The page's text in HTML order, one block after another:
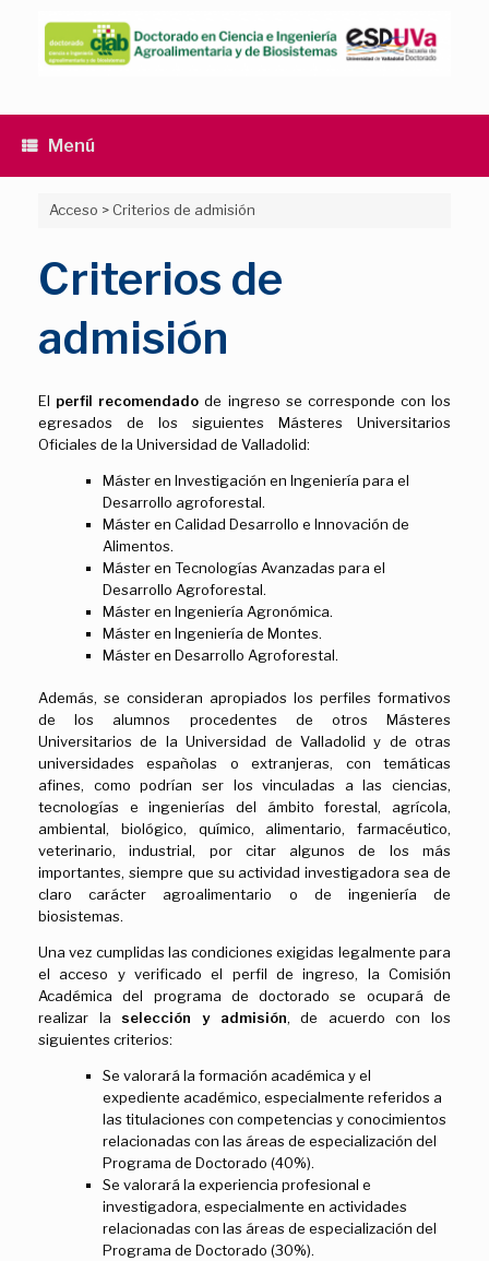
contenido
Menú
Acceso > Criterios de admisión
Criterios de
admisión
El perfil recomendado de ingreso se corresponde con los
egresados de los siguientes Másteres Universitarios
Oficiales de la Universidad de Valladolid:
Máster en Investigación en Ingeniería para el
Desarrollo agroforestal.
Máster en Calidad Desarrollo e Innovación de
Alimentos.
Máster en Tecnologías Avanzadas para el
Desarrollo Agroforestal.
Máster en Ingeniería Agronómica.
Máster en Ingeniería de Montes.
Máster en Desarrollo Agroforestal.
Además, se consideran apropiados los perfiles formativos
de los alumnos procedentes de otros Másteres
Universitarios de la Universidad de Valladolid y de otras
universidades españolas o extranjeras, con temáticas
afines, como podrían ser los vinculadas a las ciencias,
tecnologías e ingenierías del ámbito forestal, agrícola,
ambiental, biológico, químico, alimentario, farmacéutico,
veterinario, industrial, por citar algunos de los más
importantes, siempre que su actividad investigadora sea de
claro carácter agroalimentario o de ingeniería de
biosistemas.
Una vez cumplidas las condiciones exigidas legalmente para
el acceso y verificado el perfil de ingreso, la Comisión
Académica del programa de doctorado se ocupará de
realizar laselección y admisión, de acuerdo con los
siguientes criterios:
Se valorará la formación académica y el
expediente académico, especialmente referidos a
las titulaciones con competencias y conocimientos
relacionadas con las áreas de especialización del
Programa de Doctorado (40%).
Se valorará la experiencia profesional e
investigadora, especialmente en actividades
relacionadas con las áreas de especialización del
Programa de Doctorado (30%).